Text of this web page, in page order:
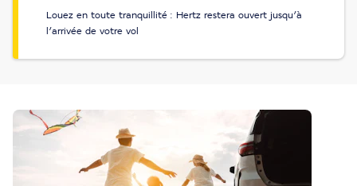
Louez en toute tranquillité : Hertz restera ouvert jusqu’à
l’arrivée de votre vol